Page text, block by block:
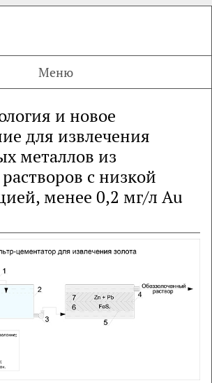
Меню
и новое
для извлечения
металлов из
с низкой
менее 0,2 мг/л Au